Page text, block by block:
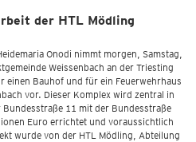
der HTL Mödling
Onodi nimmt morgen, Samstag,
Weissenbach an der Triesting
einen Bauhof und für ein Feuerwehrhaus
vor. Dieser Komplex wird zentral in
11 mit der Bundesstraße
Euro errichtet und voraussichtlich
wurde von der HTL Mödling, Abteilung